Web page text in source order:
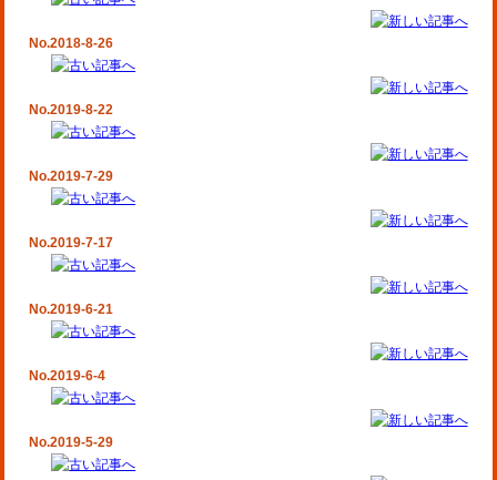
No.2018-8-26
No.2019-8-22
No.2019-7-29
No.2019-7-17
No.2019-6-21
No.2019-6-4
No.2019-5-29